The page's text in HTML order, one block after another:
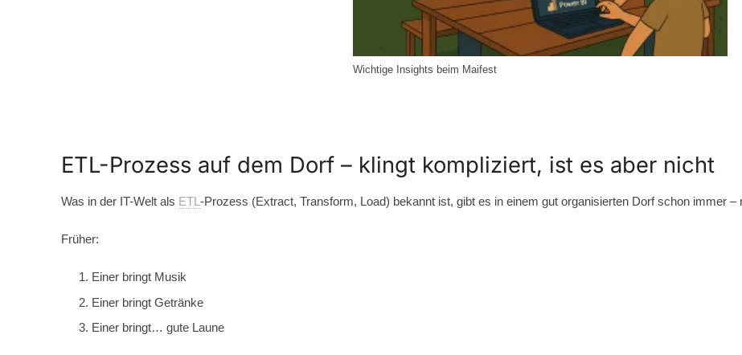
Wichtige Insights beim Maifest
ETL-Prozess auf dem Dorf – klingt kompliziert, ist es aber nicht
Was in der IT-Welt als ETL-Prozess (Extract, Transform, Load) bekannt ist, gibt es in einem gut organisierten Dorf schon immer –
Früher:
Einer bringt Musik
Einer bringt Getränke
Einer bringt… gute Laune